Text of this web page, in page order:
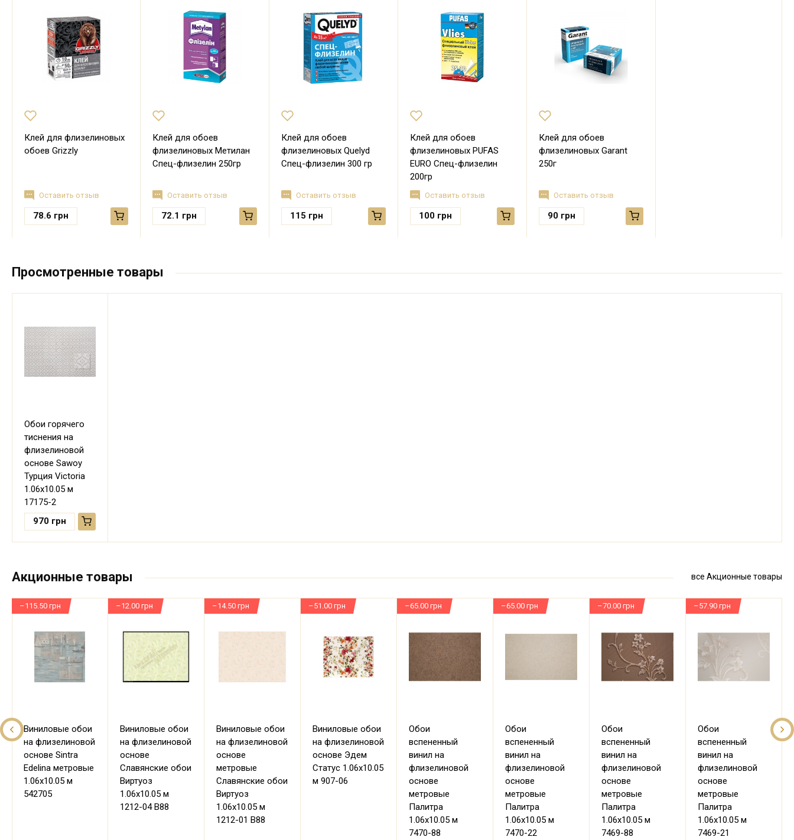
Клей для флизелиновых
обоев Grizzly
Оставить отзыв
78.6 грн
Клей для обоев
флизелиновых Метилан
Спец-флизелин 250гр
Оставить отзыв
72.1 грн
Клей для обоев
флизелиновых Quelyd
Спец-флизелин 300 гр
Оставить отзыв
115 грн
Клей для обоев
флизелиновых PUFAS
EURO Спец-флизелин
200гр
Оставить отзыв
100 грн
Клей для обоев
флизелиновых Garant
250г
Оставить отзыв
90 грн
Просмотренные товары
Обои горячего
тиснения на
флизелиновой
основе Sawoy
Турция Victoria
1.06х10.05 м
17175-2
970 грн
Акционные товары все Акционные товары
Виниловые обои
на флизелиновой
основе Sintra
Edelina метровые
1.06х10.05 м
542705
–115.50 грн
Виниловые обои
на флизелиновой
основе
Славянские обои
Виртуоз
1.06х10.05 м
1212-04 В88
–12.00 грн
Виниловые обои
на флизелиновой
основе
метровые
Славянские обои
Виртуоз
1.06х10.05 м
1212-01 В88
–14.50 грн
Виниловые обои
на флизелиновой
основе Эдем
Статус 1.06х10.05
м 907-06
–51.00 грн
Обои
вспененный
винил на
флизелиновой
основе
метровые
Палитра
1.06х10.05 м
7470-88
–65.00 грн
Обои
вспененный
винил на
флизелиновой
основе
метровые
Палитра
1.06х10.05 м
7470-22
–65.00 грн
Обои
вспененный
винил на
флизелиновой
основе
метровые
Палитра
1.06х10.05 м
7469-88
–70.00 грн
Обои
вспененный
винил на
флизелиновой
основе
метровые
Палитра
1.06х10.05 м
7469-21
–57.90 грн